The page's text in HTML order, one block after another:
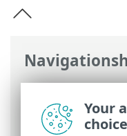
ESET Online-
Premium
>
Your
choice